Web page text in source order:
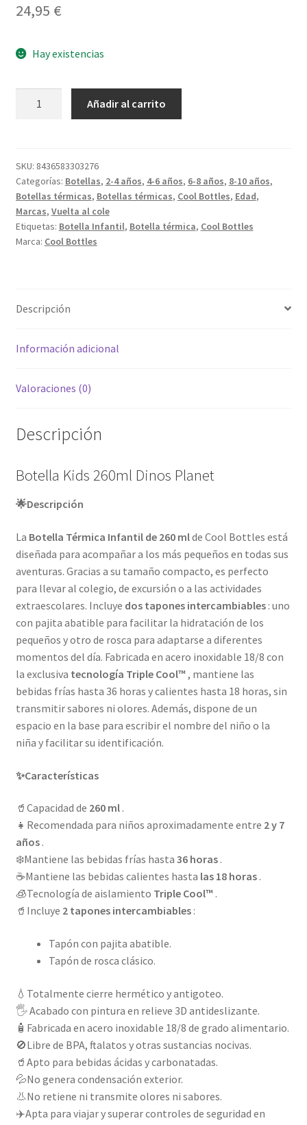
24,95 €
Hay existencias
Planet
cantidad
Añadir al carrito
SKU: 8436583303276
Categorías: Botellas, 2-4 años, 4-6 años, 6-8 años, 8-10 años,
Botellas térmicas, Botellas térmicas, Cool Bottles, Edad,
Marcas, Vuelta al cole
Etiquetas: Botella Infantil, Botella térmica, Cool Bottles
Marca: Cool Bottles
Descripción
Información adicional
Valoraciones (0)
Descripción
Botella Kids 260ml Dinos Planet
🌟Descripción
La Botella Térmica Infantil de 260 mlde Cool Bottles está
diseñada para acompañar a los más pequeños en todas sus
aventuras. Gracias a su tamaño compacto, es perfecto
para llevar al colegio, de excursión o a las actividades
extraescolares. Incluye dos tapones intercambiables: uno
con pajita abatible para facilitar la hidratación de los
pequeños y otro de rosca para adaptarse a diferentes
momentos del día. Fabricada en acero inoxidable 18/8 con
la exclusiva tecnología Triple Cool™ , mantiene las
bebidas frías hasta 36 horas y calientes hasta 18 horas, sin
transmitir sabores ni olores. Además, dispone de un
espacio en la base para escribir el nombre del niño o la
niña y facilitar su identificación.
✨Características
🥤 Capacidad de 260 ml.
👧 Recomendada para niños aproximadamente entre 2 y 7
años.
❄️Mantiene las bebidas frías hasta 36 horas.
☕Mantiene las bebidas calientes hasta las 18 horas.
🧊Tecnología de aislamiento Triple Cool™ .
🥤 Incluye 2 tapones intercambiables:
Tapón con pajita abatible.
Tapón de rosca clásico.
💧 Totalmente cierre hermético y antigoteo.
🖐️ Acabado con pintura en relieve 3D antideslizante.
🧴 Fabricada en acero inoxidable 18/8 de grado alimentario.
🚫Libre de BPA, ftalatos y otras sustancias nocivas.
🥤 Apto para bebidas ácidas y carbonatadas.
💦No genera condensación exterior.
👃No retiene ni transmite olores ni sabores.
✈️Apta para viajar y superar controles de seguridad en